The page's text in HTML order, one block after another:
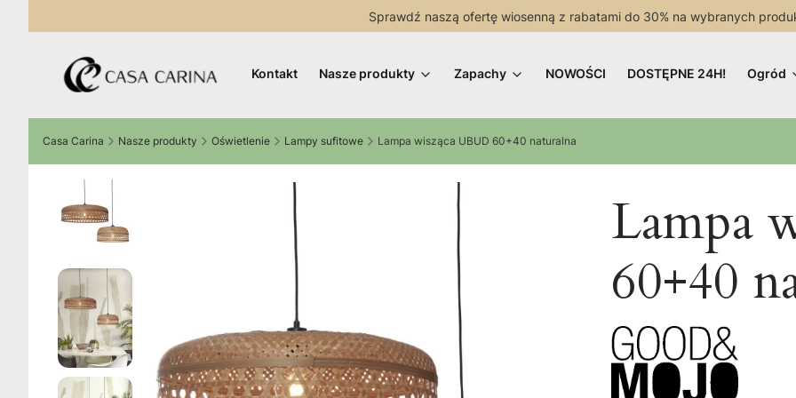
Sprawdź naszą ofertę wiosenną z rabatami do 30% na wybranych
Kontakt Nasze produkty Zapachy NOWOŚCI DOSTĘPNE 24H! Ogród
Casa Carina Nasze produkty Oświetlenie Lampy sufitowe Lampa wisząca UBUD 60+40 naturalna
Lampa
60+40